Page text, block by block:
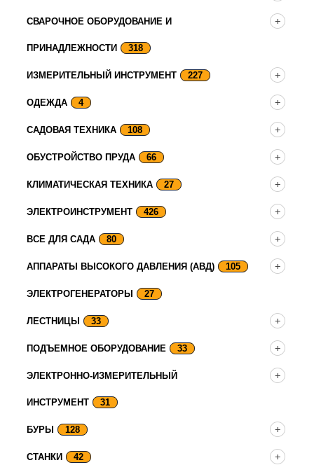
СВАРОЧНОЕ ОБОРУДОВАНИЕ И
ПРИНАДЛЕЖНОСТИ 318
ИЗМЕРИТЕЛЬНЫЙ ИНСТРУМЕНТ 227
ОДЕЖДА 4
САДОВАЯ ТЕХНИКА 108
ОБУСТРОЙСТВО ПРУДА 66
КЛИМАТИЧЕСКАЯ ТЕХНИКА 27
ЭЛЕКТРОИНСТРУМЕНТ 426
ВСЕ ДЛЯ САДА 80
АППАРАТЫ ВЫСОКОГО ДАВЛЕНИЯ (АВД) 105
ЭЛЕКТРОГЕНЕРАТОРЫ 27
ЛЕСТНИЦЫ 33
ПОДЪЕМНОЕ ОБОРУДОВАНИЕ 33
ЭЛЕКТРОННО-ИЗМЕРИТЕЛЬНЫЙ
ИНСТРУМЕНТ 31
БУРЫ 128
СТАНКИ 42